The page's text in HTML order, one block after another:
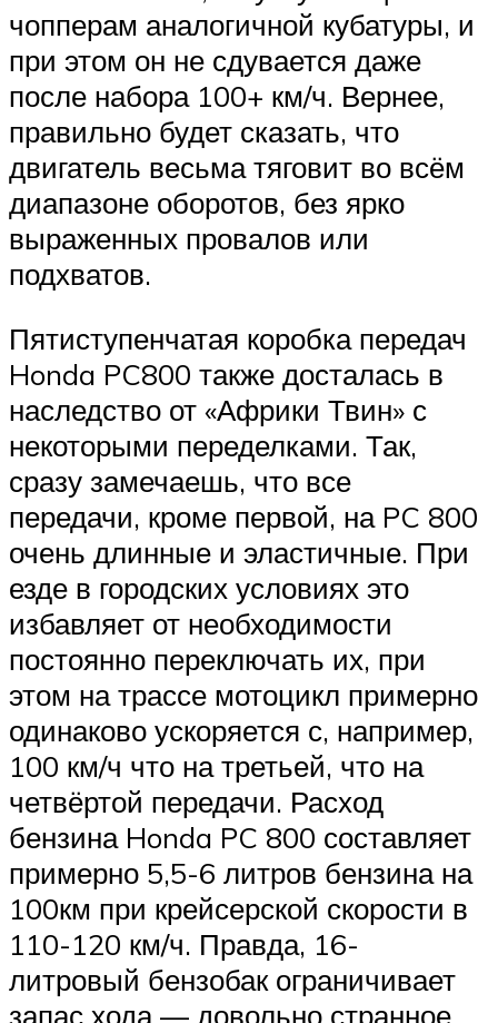
чопперам аналогичной кубатуры, и
при этом он не сдувается даже
после набора 100+ км/ч. Вернее,
правильно будет сказать, что
двигатель весьма тяговит во всём
диапазоне оборотов, без ярко
выраженных провалов или
подхватов.
Пятиступенчатая коробка передач
Honda PC800 также досталась в
наследство от «Африки Твин» с
некоторыми переделками. Так,
сразу замечаешь, что все
передачи, кроме первой, на PC 800
очень длинные и эластичные. При
езде в городских условиях это
избавляет от необходимости
постоянно переключать их, при
этом на трассе мотоцикл примерно
одинаково ускоряется с, например,
100 км/ч что на третьей, что на
четвёртой передачи. Расход
бензина Honda PC 800 составляет
примерно 5,5-6 литров бензина на
100км при крейсерской скорости в
110-120 км/ч. Правда, 16-
литровый бензобак ограничивает
запас хода — довольно странное